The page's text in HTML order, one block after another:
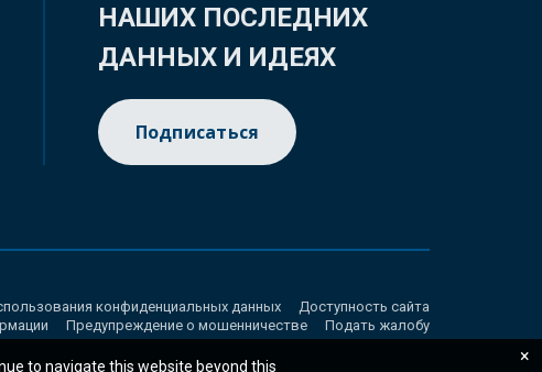
НАШИХ ПОСЛЕДНИХ
ДАННЫХ И ИДЕЯХ
Подписаться
конфиденциальных данных
Доступность сайта
Предупреждение о мошенничестве Подать жалобу
to navigate this website beyond this ×